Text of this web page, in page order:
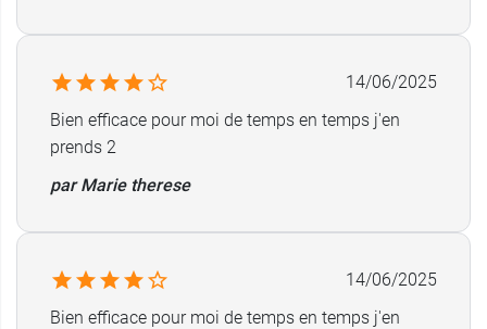
14/06/2025
Bien efficace pour moi de temps en temps j'en
prends 2
par Marie therese
14/06/2025
Bien efficace pour moi de temps en temps j'en